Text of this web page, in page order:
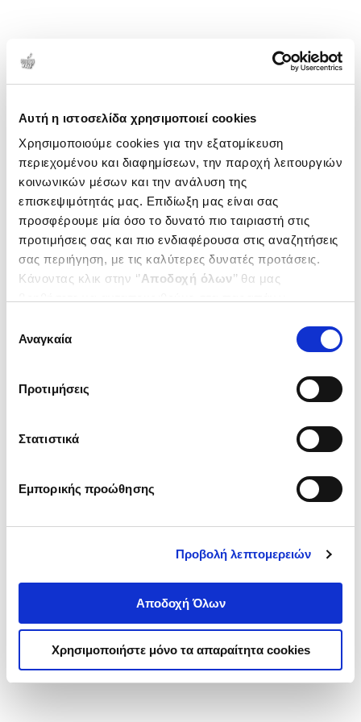
Αυτή η ιστοσελίδα χρησιμοποιεί cookies
Χρησιμοποιούμε cookies για την εξατομίκευση
περιεχομένου και διαφημίσεων, την παροχή λειτουργιών
κοινωνικών μέσων και την ανάλυση της
επισκεψιμότητάς μας. Επιδίωξη μας είναι σας
προσφέρουμε μία όσο το δυνατό πιο ταιριαστή στις
προτιμήσεις σας και πιο ενδιαφέρουσα στις αναζητήσεις
σας περιήγηση, με τις καλύτερες δυνατές προτάσεις.
Κάνοντας κλικ στην ‘’Αποδοχή όλων’’ θα μας
ενδιαφέρουν και να επιλέξετε από τα παρακάτω με την
΄΄και να ενημερωθείτε σχετικά με
συγκατάθεσης
Αναγκαία
Προτιμήσεις
Στατιστικά
Εμπορικής προώθησης
Προβολή λεπτομερειών
Αποδοχή Όλων
Χρησιμοποιήστε μόνο τα απαραίτητα cookies